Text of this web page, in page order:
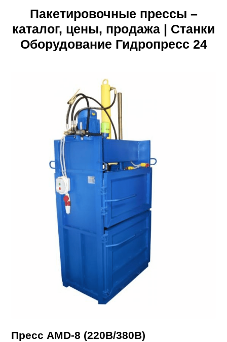
Пакетировочные прессы –
каталог, цены, продажа | Станки
Оборудование Гидропресс 24
Пресс AMD-8 (220В/380В)